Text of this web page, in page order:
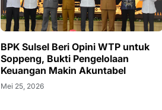
BPK Sulsel Beri Opini WTP untuk
Soppeng, Bukti Pengelolaan
Keuangan Makin Akuntabel
Mei 25, 2026